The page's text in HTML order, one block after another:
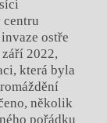
ostře
2022,
která byla
několik
pořádku